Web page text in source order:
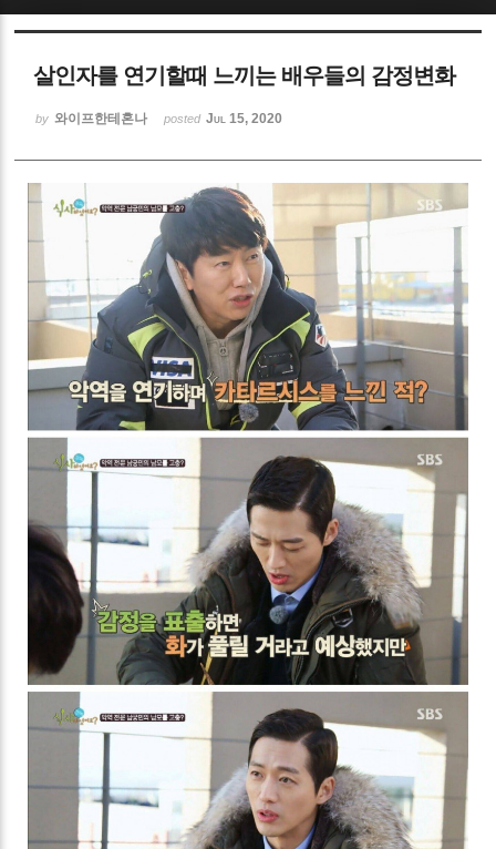
살인자를 연기할때 느끼는 배우들의 감정변화
by 와이프한테혼나 posted Jul 15, 2020
Sketchbook5, 스케치북5
Sketchbook5, 스케치북5